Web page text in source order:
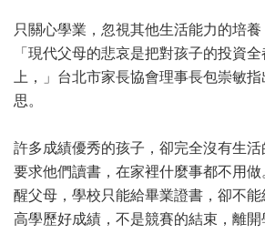
只關心學業，忽視其他生活能力的培養
「現代父母的悲哀是把對孩子的投資
上，」台北市家長協會理事長包崇敏
思。
許多成績優秀的孩子，卻完全沒有生
要求他們讀書，在家裡什麼事都不用
醒父母，學校只能給畢業證書，卻不能
高學歷好成績，不是競賽的結束，離